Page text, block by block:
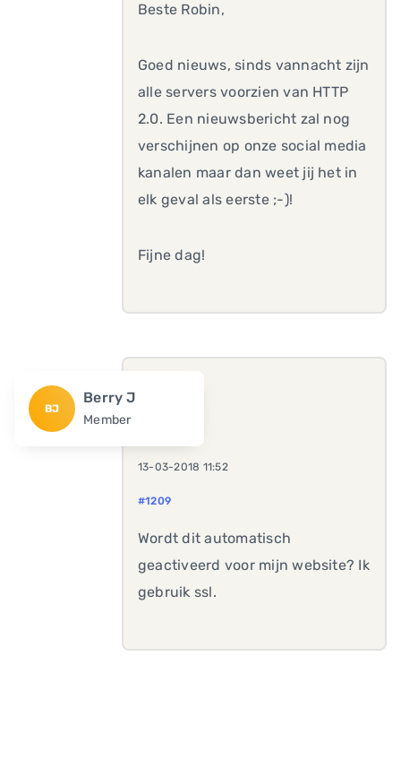
Beste Robin,
Goed nieuws, sinds vannacht zijn
alle servers voorzien van HTTP
2.0. Een nieuwsbericht zal nog
verschijnen op onze social media
kanalen maar dan weet jij het in
elk geval als eerste ;-)!
Fijne dag!
BJ
Berry J
Member
13-03-2018 11:52
#1209
Wordt dit automatisch
geactiveerd voor mijn website? Ik
gebruik ssl.